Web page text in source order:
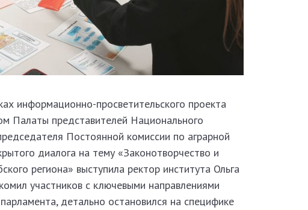
информационно-просветительского проекта
Палаты представителей Национального
Постоянной комиссии по аграрной
диалога на тему «Законотворчество и
региона» выступила ректор института Ольга
участников с ключевыми направлениями
детально остановился на специфике